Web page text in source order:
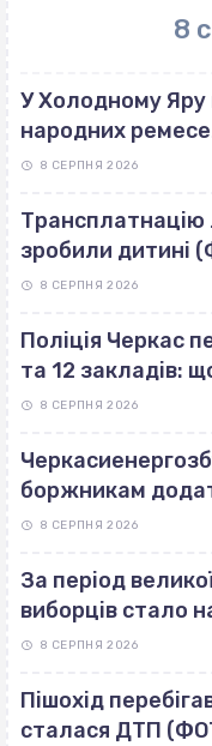
8
У Холодному Яру
народних
8 СЕРПНЯ 2026
Трансплатнацію
зробили дитині
8 СЕРПНЯ 2026
Поліція Черкас
та 12 закладів:
8 СЕРПНЯ 2026
боржникам
8 СЕРПНЯ 2026
За період
виборців стало
8 СЕРПНЯ 2026
Пішохід
сталася ДТП